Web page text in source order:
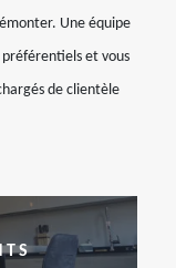
Une équipe
et vous
de clientèle